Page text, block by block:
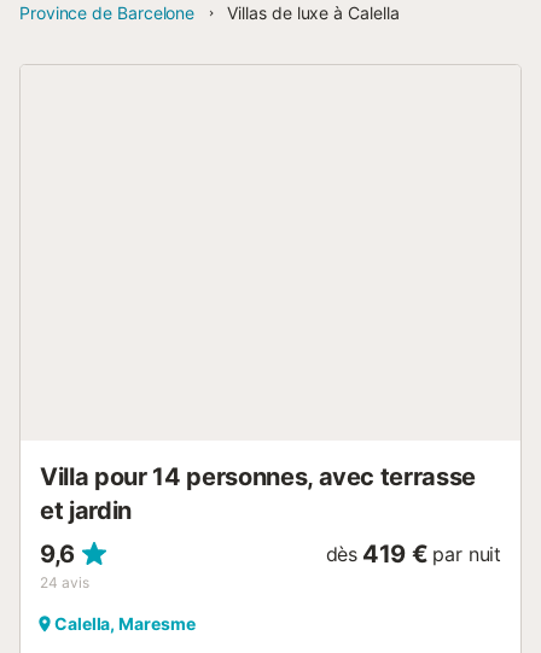
Province de Barcelone
Villas de luxe à Calella
Villa pour 14 personnes, avec terrasse
et jardin
9,6
24 avis
dès 419 € par nuit
Calella, Maresme